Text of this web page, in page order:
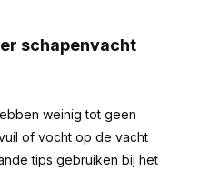
schapenvacht
weinig tot geen
of vocht op de vacht
tips gebruiken bij het